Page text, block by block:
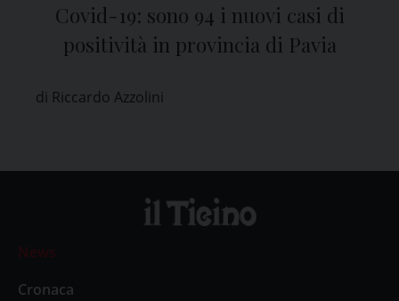
Covid-19: sono 94 i nuovi casi di
positività in provincia di Pavia
di Riccardo Azzolini
News
Cronaca